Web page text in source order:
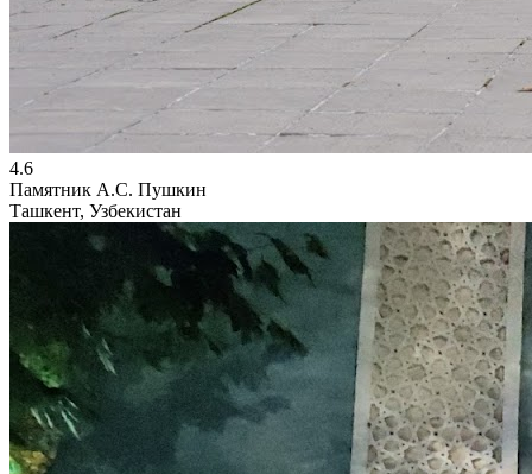
4.6
Памятник А.С. Пушкин
Ташкент, Узбекистан